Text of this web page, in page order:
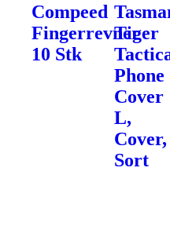
Compeed
Fingerrevner
10 Stk
Tiger
Phone
Cover
L,
Cover,
Sort